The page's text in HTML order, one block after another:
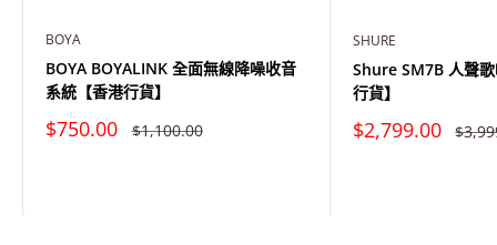
BOYA
BOYA BOYALINK 全面無線降噪收音
系統【香港行貨】
特
$750.00 原
$1,100.00
SHURE
Shure SM7B 人聲
行貨】
特
$2,799.00 原